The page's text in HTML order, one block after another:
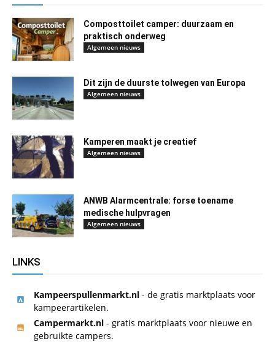
Composttoilet camper: duurzaam en
praktisch onderweg
Algemeen nieuws
Dit zijn de duurste tolwegen van Europa
Algemeen nieuws
Kamperen maakt je creatief
Algemeen nieuws
ANWB Alarmcentrale: forse toename
medische hulpvragen
Algemeen nieuws
LINKS
Kampeerspullenmarkt.nl - de gratis marktplaats voor
kampeerartikelen.
Campermarkt.nl - gratis marktplaats voor nieuwe en
gebruikte campers.